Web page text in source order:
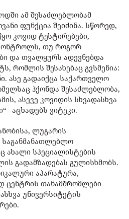
ამ შესაძლებლობამ
ფუნქცია შეიძინა. სწორედ,
კოვიდ-ტესტირებები,
თუ როგორ
და თვალყურს ადევნებდა
რომლის შესახებაც გვსმენია:
ასე გადაიქცა საქართველო
ჰქონდა შესაძლებლობა,
ასევე კოვიდის სხვადასხვა
- აცხადებს ვიტეკი.
ლუგარის
ახალი სპეციალისტების
გადამზადებას გულისხმობს.
აპარატურა,
თანამშრომლები
უნივერსიტეტის